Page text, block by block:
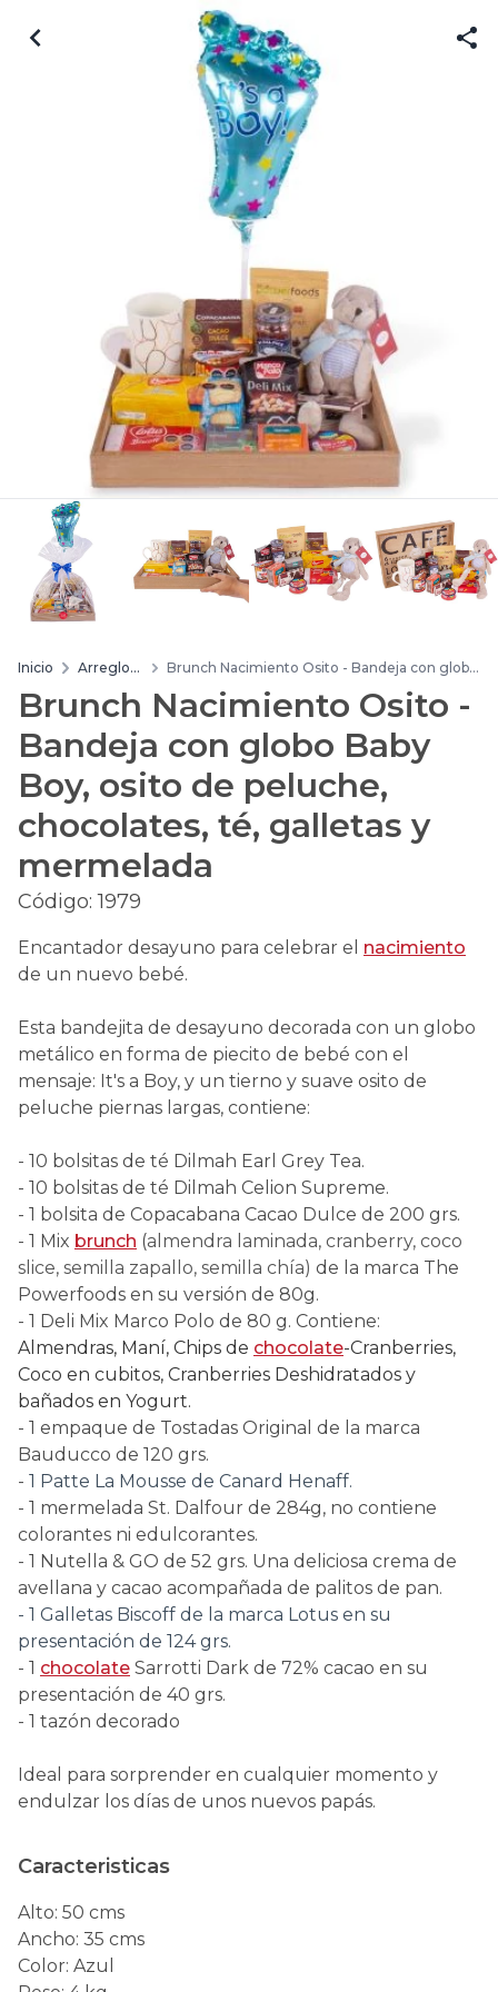
Inicio
Arreglos
Brunch Nacimiento Osito - Bandeja con globo
galletas y mermelada
Brunch Nacimiento Osito -
Bandeja con globo Baby
Boy, osito de peluche,
chocolates, té, galletas y
mermelada
Código:1979
Encantador desayuno para celebrar el nacimiento
de un nuevo bebé.
Esta bandejita de desayuno decorada con un globo
metálico en forma de piecito de bebé con el
mensaje: It's a Boy, y un tierno y suave osito de
peluche piernas largas, contiene:
- 10 bolsitas de té Dilmah Earl Grey Tea.
- 10 bolsitas de té Dilmah Celion Supreme.
- 1 bolsita de Copacabana Cacao Dulce de 200 grs.
- 1 Mix brunch (almendra laminada, cranberry, coco
slice, semilla zapallo, semilla chía) de la marca The
Powerfoods en su versión de 80g.
- 1 Deli Mix Marco Polo de 80 g. Contiene:
Almendras, Maní, Chips de chocolate-Cranberries,
Coco en cubitos, Cranberries Deshidratados y
bañados en Yogurt.
- 1 empaque de Tostadas Original de la marca
Bauducco de 120 grs.
- 1 Patte La Mousse de Canard Henaff.
- 1 mermelada St. Dalfour de 284g, no contiene
colorantes ni edulcorantes.
- 1 Nutella & GO de 52 grs. Una deliciosa crema de
avellana y cacao acompañada de palitos de pan.
- 1 Galletas Biscoff de la marca Lotus en su
presentación de 124 grs.
- 1 chocolate Sarrotti Dark de 72% cacao en su
presentación de 40 grs.
- 1 tazón decorado
Ideal para sorprender en cualquier momento y
endulzar los días de unos nuevos papás.
Caracteristicas
Alto: 50 cms
Ancho: 35 cms
Color: Azul